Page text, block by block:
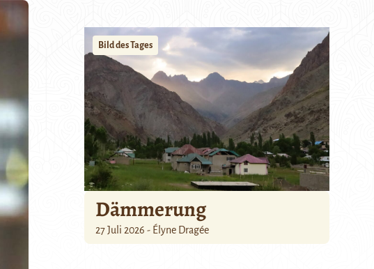
Bild des Tages
Dämmerung
27 Juli 2026 - Élyne Dragée